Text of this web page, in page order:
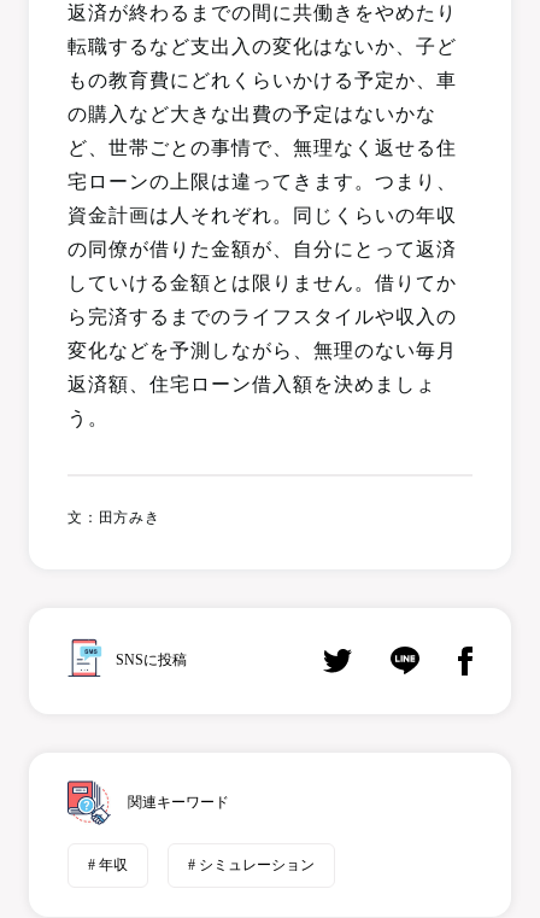
返済が終わるまでの間に共働きをやめたり
転職するなど支出入の変化はないか、子ど
もの教育費にどれくらいかける予定か、車
の購入など大きな出費の予定はないかな
ど、世帯ごとの事情で、無理なく返せる住
宅ローンの上限は違ってきます。つまり、
資金計画は人それぞれ。同じくらいの年収
の同僚が借りた金額が、自分にとって返済
していける金額とは限りません。借りてか
ら完済するまでのライフスタイルや収入の
変化などを予測しながら、無理のない毎月
返済額、住宅ローン借入額を決めましょ
う。
文：田方みき
SNSに投稿
関連キーワード
# 年収 # シミュレーション